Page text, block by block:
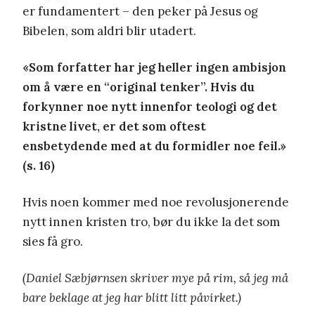
er fundamentert – den peker på Jesus og
Bibelen, som aldri blir utadert.
«Som forfatter har jeg heller ingen ambisjon
om å være en “original tenker”. Hvis du
forkynner noe nytt innenfor teologi og det
kristne livet, er det som oftest
ensbetydende med at du formidler noe feil.»
(s. 16)
Hvis noen kommer med noe revolusjonerende
nytt innen kristen tro, bør du ikke la det som
sies få gro.
(Daniel Sæbjørnsen skriver mye på rim, så jeg må
bare beklage at jeg har blitt litt påvirket.)